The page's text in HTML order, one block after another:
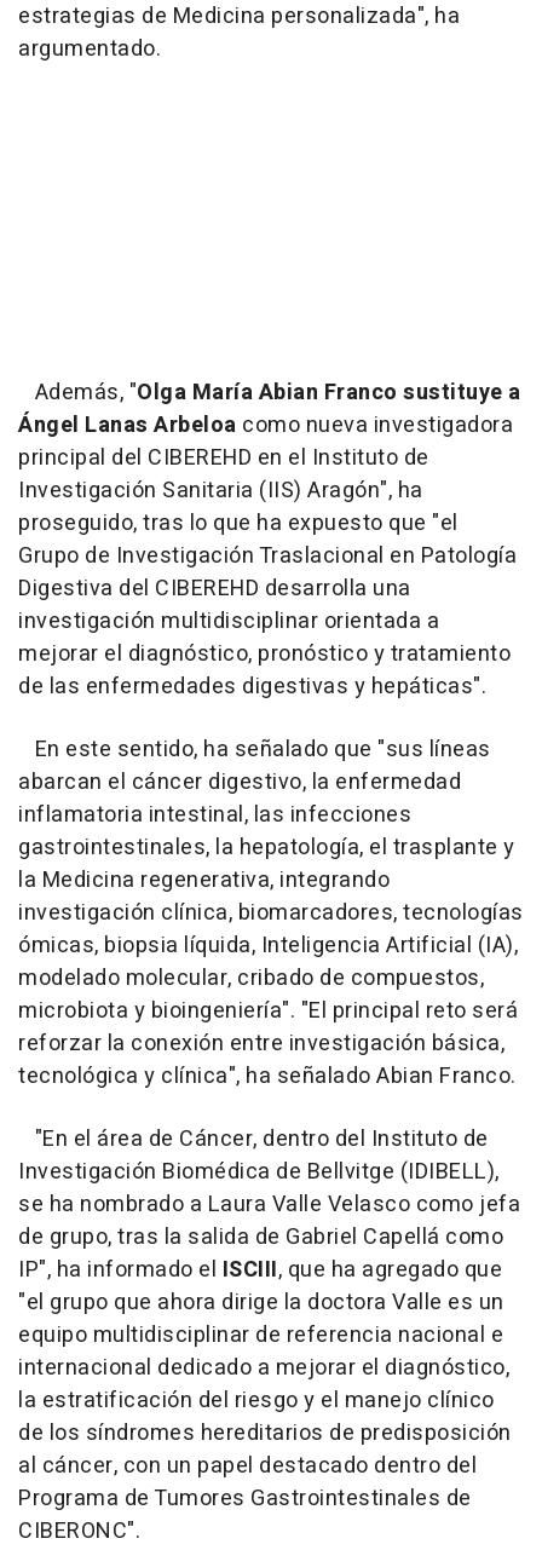
estrategias de Medicina personalizada", ha
argumentado.
Además, "Olga María Abian Franco sustituye a
Ángel Lanas Arbeloa como nueva investigadora
principal del CIBEREHD en el Instituto de
Investigación Sanitaria (IIS) Aragón", ha
proseguido, tras lo que ha expuesto que "el
Grupo de Investigación Traslacional en Patología
Digestiva del CIBEREHD desarrolla una
investigación multidisciplinar orientada a
mejorar el diagnóstico, pronóstico y tratamiento
de las enfermedades digestivas y hepáticas".
En este sentido, ha señalado que "sus líneas
abarcan el cáncer digestivo, la enfermedad
inflamatoria intestinal, las infecciones
gastrointestinales, la hepatología, el trasplante y
la Medicina regenerativa, integrando
investigación clínica, biomarcadores, tecnologías
ómicas, biopsia líquida, Inteligencia Artificial (IA),
modelado molecular, cribado de compuestos,
microbiota y bioingeniería". "El principal reto será
reforzar la conexión entre investigación básica,
tecnológica y clínica", ha señalado Abian Franco.
"En el área de Cáncer, dentro del Instituto de
Investigación Biomédica de Bellvitge (IDIBELL),
se ha nombrado a Laura Valle Velasco como jefa
de grupo, tras la salida de Gabriel Capellá como
IP", ha informado el ISCIII, que ha agregado que
"el grupo que ahora dirige la doctora Valle es un
equipo multidisciplinar de referencia nacional e
internacional dedicado a mejorar el diagnóstico,
la estratificación del riesgo y el manejo clínico
de los síndromes hereditarios de predisposición
al cáncer, con un papel destacado dentro del
Programa de Tumores Gastrointestinales de
CIBERONC".